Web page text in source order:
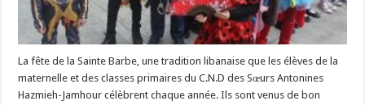
La fête de la Sainte Barbe, une tradition libanaise que les élèves de la
maternelle et des classes primaires du C.N.D des Sœurs Antonines
Hazmieh-Jamhour célèbrent chaque année. Ils sont venus de bon